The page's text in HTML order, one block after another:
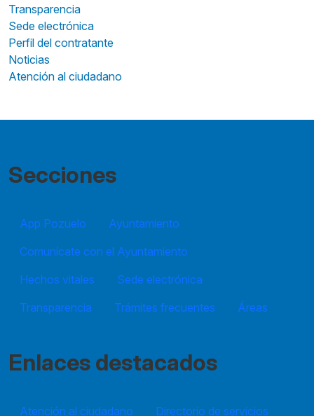
Transparencia
Sede electrónica
Perfil del contratante
Noticias
Atención al ciudadano
Secciones
App Pozuelo
Ayuntamiento
Comunícate con el Ayuntamiento
Hechos vitales
Sede electrónica
Transparencia
Trámites frecuentes Áreas
Enlaces destacados
Atención al ciudadano
Directorio de servicios